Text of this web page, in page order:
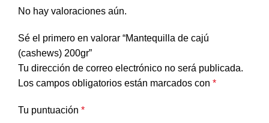
No hay valoraciones aún.
Sé el primero en valorar “Mantequilla de cajú
(cashews) 200gr”
Tu dirección de correo electrónico no será publicada.
Los campos obligatorios están marcados con *
Tu puntuación *